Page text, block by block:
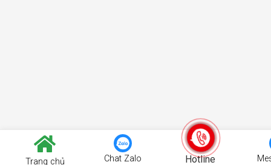
Trang chủ Chat Zalo Hotline